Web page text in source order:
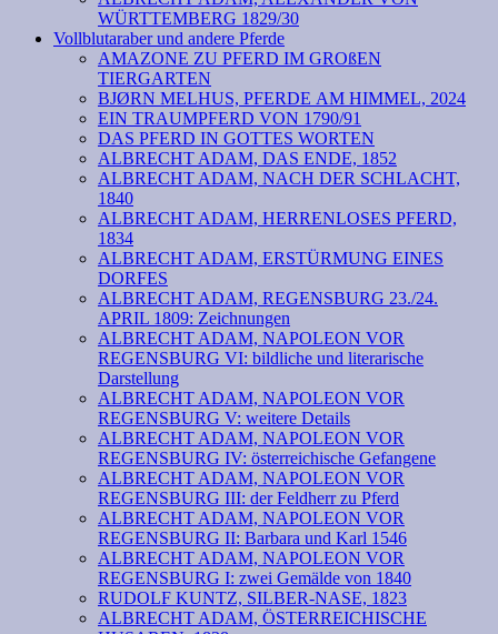
WÜRTTEMBERG 1829/30
Vollblutaraber und andere Pferde
AMAZONE ZU PFERD IM GROßEN
TIERGARTEN
BJØRN MELHUS, PFERDE AM HIMMEL, 2024
EIN TRAUMPFERD VON 1790/91
DAS PFERD IN GOTTES WORTEN
ALBRECHT ADAM, DAS ENDE, 1852
ALBRECHT ADAM, NACH DER SCHLACHT,
1840
ALBRECHT ADAM, HERRENLOSES PFERD,
1834
ALBRECHT ADAM, ERSTÜRMUNG EINES
DORFES
ALBRECHT ADAM, REGENSBURG 23./24.
APRIL 1809: Zeichnungen
ALBRECHT ADAM, NAPOLEON VOR
REGENSBURG VI: bildliche und literarische
Darstellung
ALBRECHT ADAM, NAPOLEON VOR
REGENSBURG V: weitere Details
ALBRECHT ADAM, NAPOLEON VOR
REGENSBURG IV: österreichische Gefangene
ALBRECHT ADAM, NAPOLEON VOR
REGENSBURG III: der Feldherr zu Pferd
ALBRECHT ADAM, NAPOLEON VOR
REGENSBURG II: Barbara und Karl 1546
ALBRECHT ADAM, NAPOLEON VOR
REGENSBURG I: zwei Gemälde von 1840
RUDOLF KUNTZ, SILBER-NASE, 1823
ALBRECHT ADAM, ÖSTERREICHISCHE